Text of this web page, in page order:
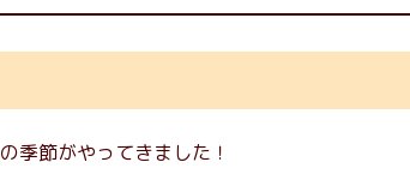
の季節がやってきました！